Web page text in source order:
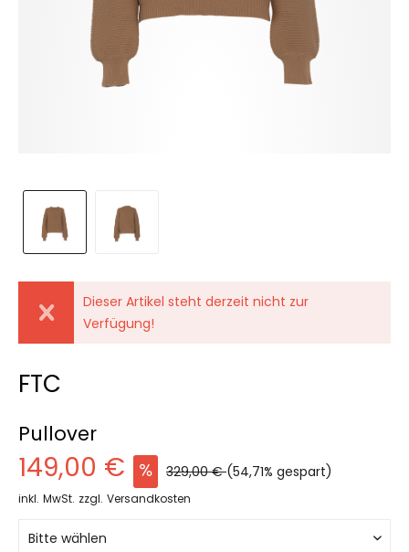
Dieser Artikel steht derzeit nicht zur
Verfügung!
FTC
Pullover
149,00 € 329,00 €(54,71% gespart)
inkl. MwSt. zzgl. Versandkosten